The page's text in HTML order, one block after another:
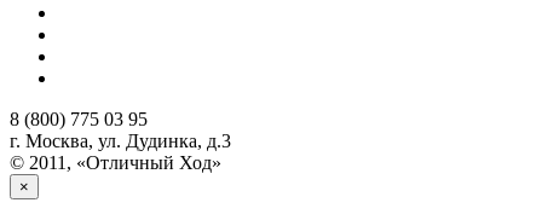
8 (800) 775 03 95
г. Москва, ул. Дудинка, д.3
© 2011, «Отличный Ход»
×